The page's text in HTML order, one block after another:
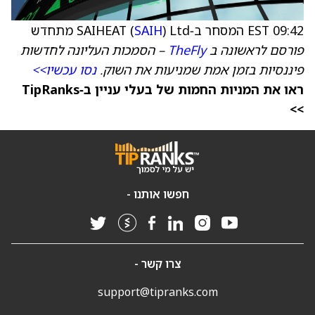
09:42 EST המסחר ב‑SAIHEAT ( SAIH) Ltd מתחדש
פורסם לראשונה בTheFly – הסמכות העליונה לחדשות
פיננסיות בזמן אמת שמניעות את השוק.נסו עכשיו>>
ראו את המניות החמות של בעלי עניין ב‑TipRanks
>>
חפשו אותנו -
צרו קשר -
support@tipranks.com